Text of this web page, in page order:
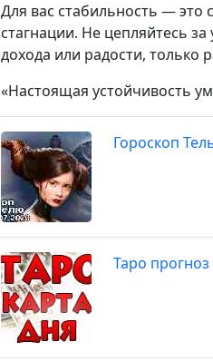
Для вас стабильность — это
стагнации. Не цепляйтесь
дохода или радости, только
«Настоящая устойчивость
Гороскоп
Таро прогноз